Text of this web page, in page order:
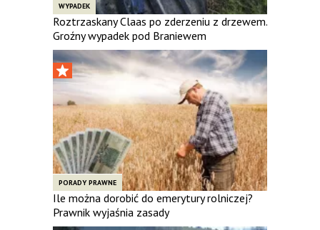
WYPADEK
Roztrzaskany Claas po zderzeniu z drzewem.
Groźny wypadek pod Braniewem
PORADY PRAWNE
Ile można dorobić do emerytury rolniczej?
Prawnik wyjaśnia zasady